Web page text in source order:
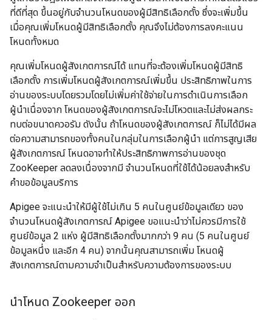
ที่ดีที่สุด ขึ้นอยู่กับจำนวนโหนดของผู้มีสิทธิเลือกตั้ง ซึ่งจะเพิ่มขึ้น
เมื่อคุณเพิ่มโหนดผู้มีสิทธิเลือกตั้ง คุณจึงไม่ต้องการลงคะแนน
โหนดทั้งหมด
คุณเพิ่มโหนดผู้สังเกตการณ์ได้ แทนที่จะต้องเพิ่มโหนดผู้มีสิทธิ
เลือกตั้ง การเพิ่มโหนดผู้สังเกตการณ์เพิ่มขึ้น ประสิทธิภาพในการ
อ่านของระบบโดยรวมโดยไม่เพิ่มค่าใช้จ่ายในการดำเนินการเลือก
ผู้นำเนื่องจาก โหนดของผู้สังเกตการณ์จะไม่โหวตและไม่ส่งผลกระ
ทบต่อขนาดควอรัม ดังนั้น ถ้าโหนดของผู้สังเกตการณ์ ก็ไม่ได้มีผล
ต่อความสามารถของทั้งคนในกลุ่มในการเลือกผู้นำ แต่การสูญเสีย
ผู้สังเกตการณ์ โหนดอาจทำให้ประสิทธิภาพการอ่านของชุด
ZooKeeper ลดลงเนื่องจากมี จำนวนโหนดที่ใช้ได้น้อยลงสำหรับ
คำขอข้อมูลบริการ
Apigee จะแนะนำให้มีผู้ใช้ไม่เกิน 5 คนในศูนย์ข้อมูลเดียว ของ
จำนวนโหนดผู้สังเกตการณ์ Apigee ขอแนะนำว่าไม่ควรมีการใช้
ศูนย์ข้อมูล 2 แห่ง ผู้มีสิทธิเลือกตั้งมากกว่า 9 คน (5 คนในศูนย์
ข้อมูลหนึ่ง และอีก 4 คน) จากนั้นคุณสามารถเพิ่ม โหนดผู้
สังเกตการณ์ตามความจำเป็นสำหรับความต้องการของระบบ
นำโหนด Zookeeper ออก